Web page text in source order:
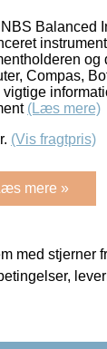
Balanced
Compas,
(Læs mere)
(Vis fragtpris)
mere »
med stjerner